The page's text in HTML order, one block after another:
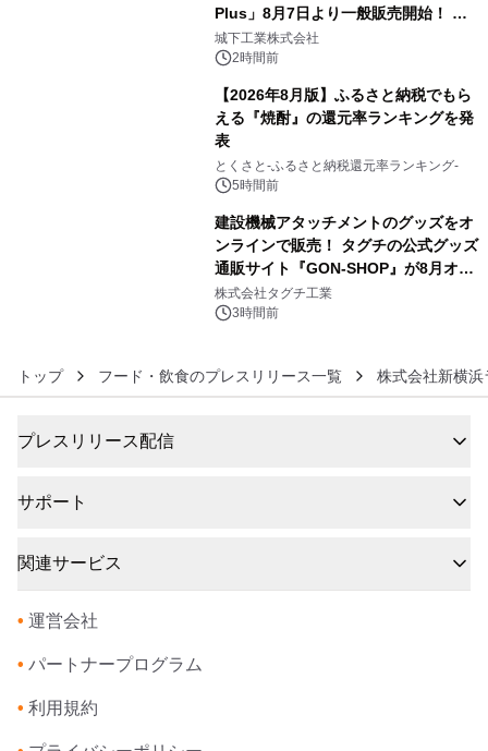
Plus」8月7日より一般販売開始！ ケ
ーブル1本つなぐだけ、テレビの音が
ぐっと豊かに
城下工業株式会社
2時間前
【2026年8月版】ふるさと納税でもら
える『焼酎』の還元率ランキングを発
表
とくさと-ふるさと納税還元率ランキング-
5時間前
建設機械アタッチメントのグッズをオ
ンラインで販売！ タグチの公式グッズ
通販サイト『GON-SHOP』が8月オー
プン
株式会社タグチ工業
3時間前
トップ フード・飲食のプレスリリース一覧 株式会社新横
プレスリリース配信
サポート
関連サービス
• 運営会社
• パートナープログラム
• 利用規約